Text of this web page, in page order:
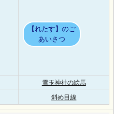
【れたす】のご
あいさつ
雪玉神社の絵馬
斜め目線